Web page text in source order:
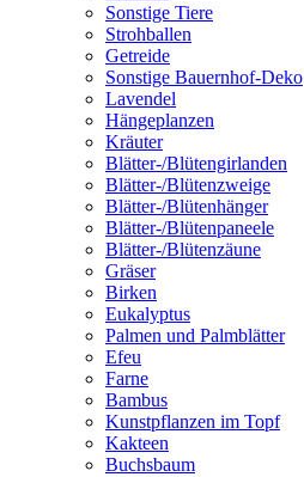
Sonstige Tiere
Strohballen
Getreide
Sonstige Bauernhof-Deko
Lavendel
Hängeplanzen
Kräuter
Blätter-/Blütengirlanden
Blätter-/Blütenzweige
Blätter-/Blütenhänger
Blätter-/Blütenpaneele
Blätter-/Blütenzäune
Gräser
Birken
Eukalyptus
Palmen und Palmblätter
Efeu
Farne
Bambus
Kunstpflanzen im Topf
Kakteen
Buchsbaum